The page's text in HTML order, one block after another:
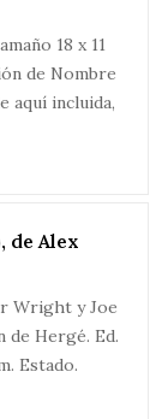
18 x 11
de Nombre
aquí incluida,
de Alex
Wright y Joe
de Hergé. Ed.
Estado.